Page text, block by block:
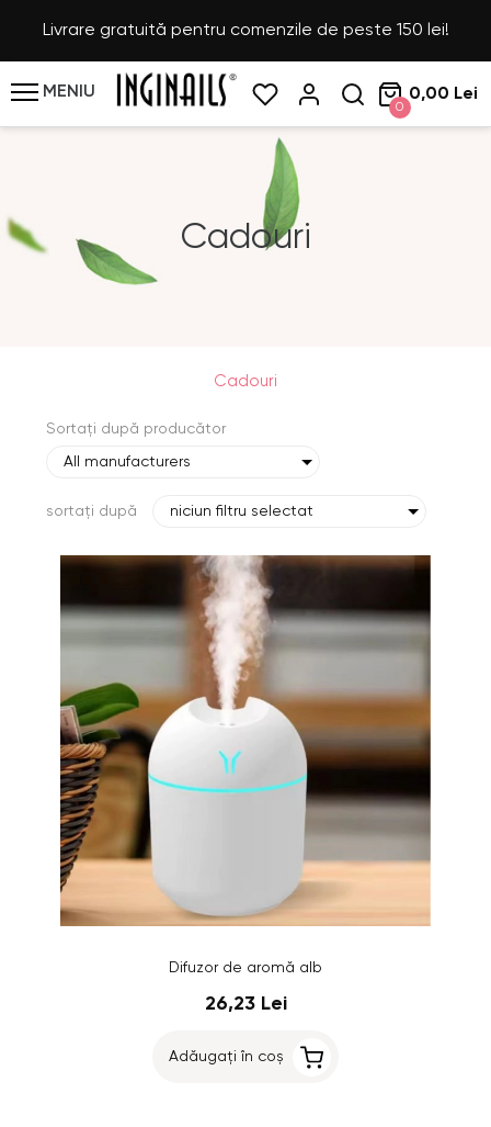
Livrare gratuită pentru comenzile de peste 150 lei!
MENIU
0
0,00 Lei
Cadouri
Cadouri
Sortați după producător
All manufacturers
sortați după niciun filtru selectat
Difuzor de aromă alb
26,23 Lei
Adăugați în coș